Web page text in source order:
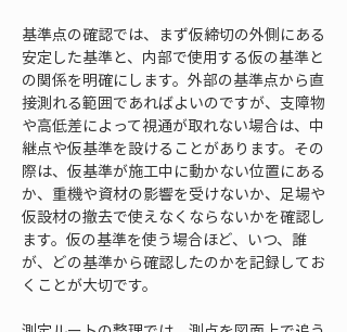
基準点の確認では、まず仮締切の外側にある
安定した基準と、内部で使用する仮の基準と
の関係を明確にします。外部の基準点から直
接測れる範囲であればよいのですが、支障物
や高低差によって視通が取れない場合は、中
継点や仮基準を設けることがあります。その
際は、仮基準が施工中に動かない位置にある
か、重機や資材の影響を受けないか、足場や
仮設材の撤去で使えなくならないかを確認し
ます。仮の基準を使う場合ほど、いつ、誰
が、どの基準から確認したのかを記録してお
くことが大切です。